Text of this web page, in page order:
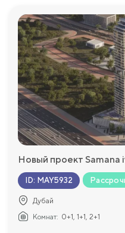
Новый проект Samana
ID: MAY5932
Дубай
Комнат: 0+1, 1+1, 2+1